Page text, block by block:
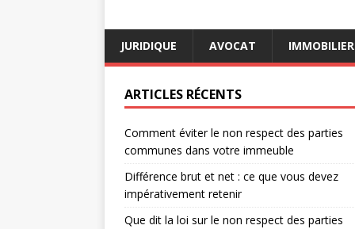
JURIDIQUE AVOCAT IMMOBILIER
ARTICLES RÉCENTS
Comment éviter le non respect des parties
communes dans votre immeuble
Différence brut et net : ce que vous devez
impérativement retenir
Que dit la loi sur le non respect des parties